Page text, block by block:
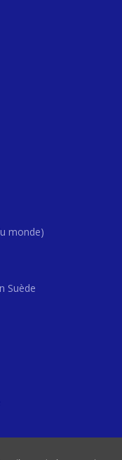
monde)
Suède